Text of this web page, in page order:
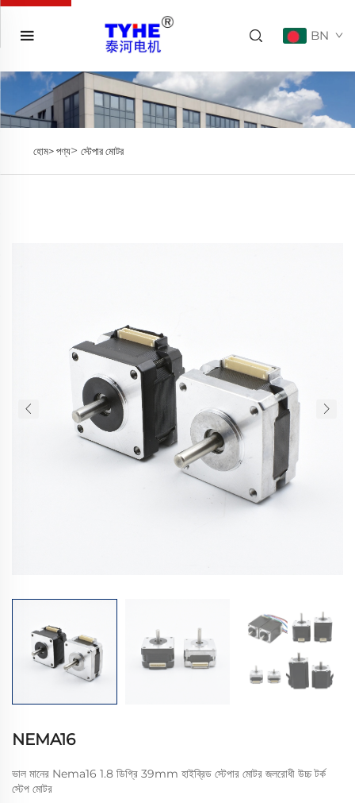
BN
হোম>পণ্য> স্টেপার মোটর
NEMA16
ভাল মানের Nema16 1.8 ডিগ্রি 39mm হাইব্রিড স্টেপার মোটর জলরোধী উচ্চ টর্ক
স্টেপ মোটর